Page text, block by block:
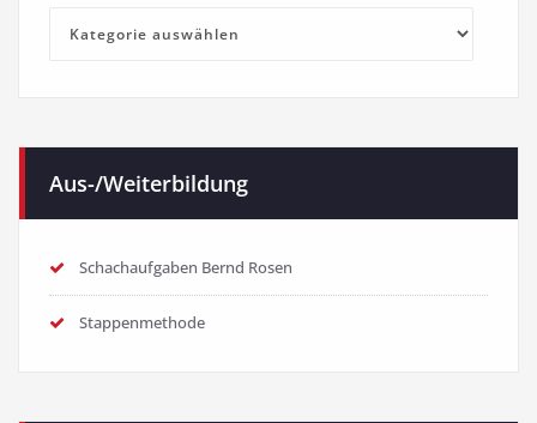
Kategorien
Aus-/Weiterbildung
Schachaufgaben Bernd Rosen
Stappenmethode